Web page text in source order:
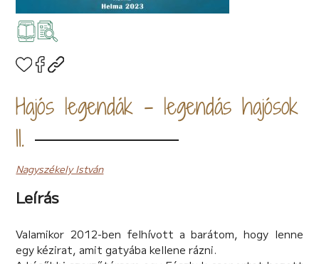
Hajós legendák – legendás hajósok
II.
Nagyszékely István
Leírás
Valamikor 2012-ben felhívott a barátom, hogy lenne
egy kézirat, amit gatyába kellene rázni.